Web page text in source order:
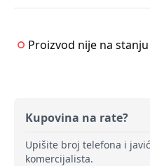
Proizvod nije na stanju
Kupovina na rate?
Upišite broj telefona i
komercijalista.